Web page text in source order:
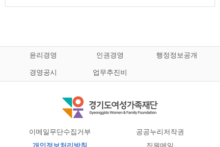
윤리경영 인권경영 행정정보공개
경영공시 업무추진비
이메일무단수집거부
공공누리저작권